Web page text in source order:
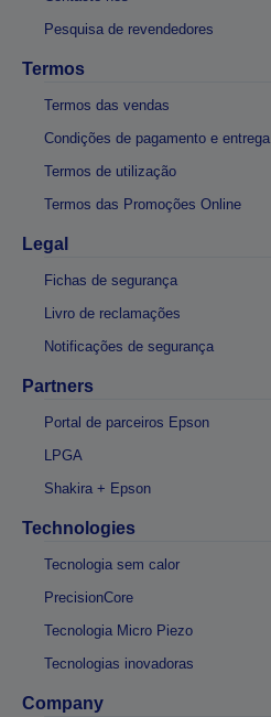
Pesquisa de revendedores
Termos
Termos das vendas
Condições de pagamento e entrega
Termos de utilização
Termos das Promoções Online
Legal
Fichas de segurança
Livro de reclamações
Notificações de segurança
Partners
Portal de parceiros Epson
LPGA
Shakira + Epson
Technologies
Tecnologia sem calor
PrecisionCore
Tecnologia Micro Piezo
Tecnologias inovadoras
Company